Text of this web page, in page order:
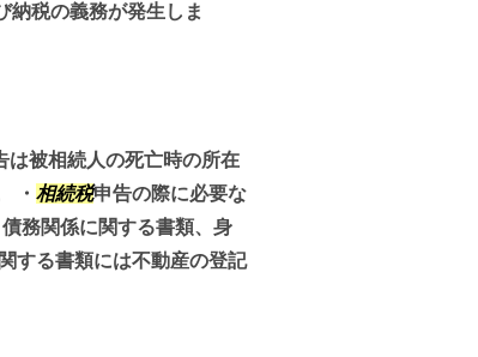
納税の義務が発生しま
は被相続人の死亡時の所在
・ 相続税申告の際に必要な
務関係に関する書類、身
する書類には不動産の登記